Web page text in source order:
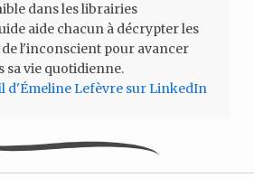
dans les librairies
aide chacun à décrypter les
de l'inconscient pour avancer
sa vie quotidienne.
d'Émeline Lefèvre sur LinkedIn